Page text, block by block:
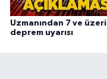
Uzmanından 7 ve üzeri
deprem uyarısı